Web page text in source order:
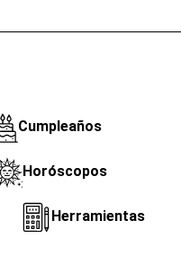
Cumpleaños
Horóscopos
Herramientas